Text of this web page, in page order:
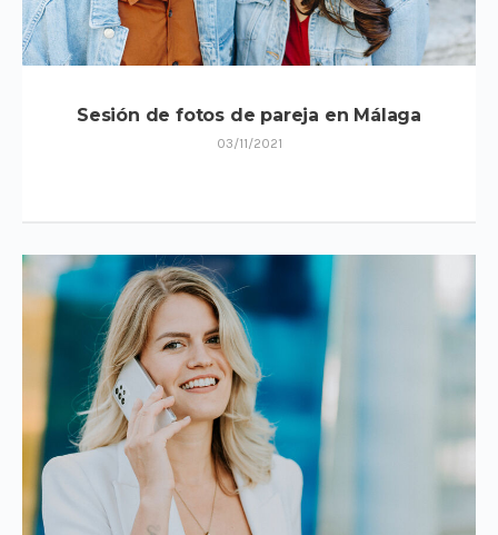
Sesión de fotos de pareja en Málaga
03/11/2021